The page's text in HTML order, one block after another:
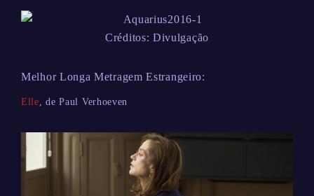
Créditos: Divulgação
Melhor Longa Metragem Estrangeiro:
Elle, de Paul Verhoeven